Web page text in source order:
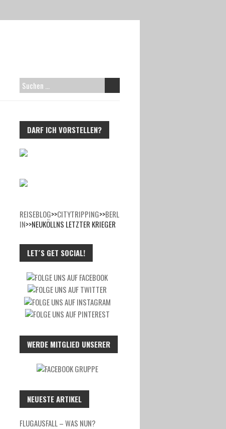
SUCHEN
DARF ICH VORSTELLEN?
REISEBLOG>>CITYTRIPPING>>BERL
IN>>NEUKÖLLNS LETZTER KRIEGER
LET´S GET SOCIAL!
WERDE MITGLIED UNSERER
NEUESTE ARTIKEL
FLUGAUSFALL – WAS NUN?